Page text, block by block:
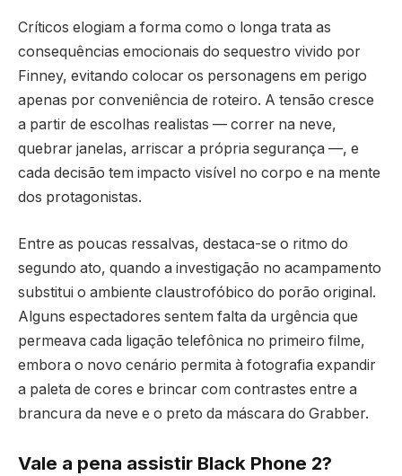
Críticos elogiam a forma como o longa trata as
consequências emocionais do sequestro vivido por
Finney, evitando colocar os personagens em perigo
apenas por conveniência de roteiro. A tensão cresce
a partir de escolhas realistas — correr na neve,
quebrar janelas, arriscar a própria segurança —, e
cada decisão tem impacto visível no corpo e na mente
dos protagonistas.
Entre as poucas ressalvas, destaca-se o ritmo do
segundo ato, quando a investigação no acampamento
substitui o ambiente claustrofóbico do porão original.
Alguns espectadores sentem falta da urgência que
permeava cada ligação telefônica no primeiro filme,
embora o novo cenário permita à fotografia expandir
a paleta de cores e brincar com contrastes entre a
brancura da neve e o preto da máscara do Grabber.
Vale a pena assistir Black Phone 2?